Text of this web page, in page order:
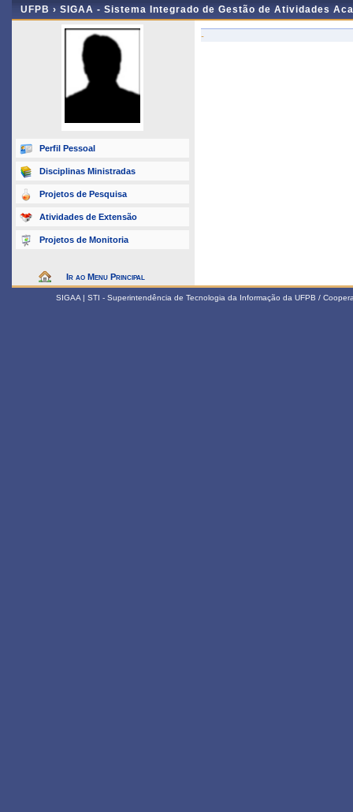
UFPB › SIGAA - Sistema Integrado de Gestão de Atividades
Perfil Pessoal
Disciplinas Ministradas
Projetos de Pesquisa
Atividades de Extensão
Projetos de Monitoria
Ir ao Menu Principal
-
SIGAA | STI - Superintendência de Tecnologia da Informação da UFPB /